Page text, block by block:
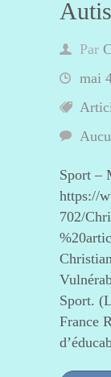
Par
mai
Sport –
https://
702/
Sport.
France